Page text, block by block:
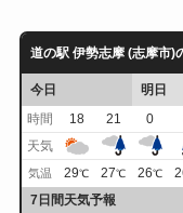
道の駅 伊勢志摩 (志摩市)
今日
明日
時間
18 21 0
天気
気温 29℃ 27℃ 26℃
7日間天気予報